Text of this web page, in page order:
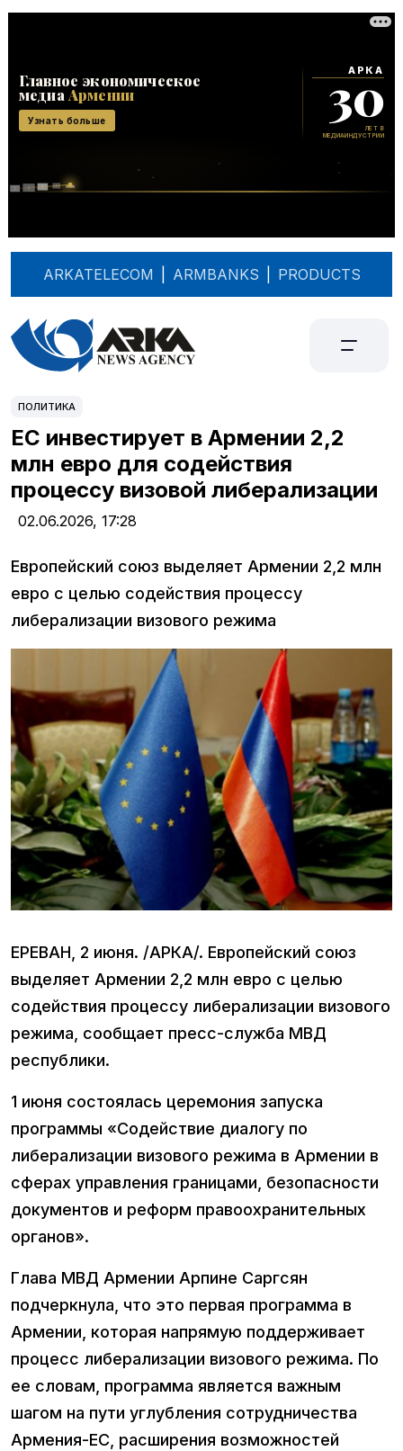
ARKATELECOM ARMBANKS PRODUCTS
ПОЛИТИКА
ЕС инвестирует в Армении 2,2
млн евро для содействия
процессу визовой либерализации
02.06.2026, 17:28
Европейский союз выделяет Армении 2,2 млн
евро с целью содействия процессу
либерализации визового режима
ЕРЕВАН, 2 июня. /АРКА/. Европейский союз
выделяет Армении 2,2 млн евро с целью
содействия процессу либерализации визового
режима, сообщает пресс-служба МВД
республики.
1 июня состоялась церемония запуска
программы «Содействие диалогу по
либерализации визового режима в Армении в
сферах управления границами, безопасности
документов и реформ правоохранительных
органов».
Глава МВД Армении Арпине Саргсян
подчеркнула, что это первая программа в
Армении, которая напрямую поддерживает
процесс либерализации визового режима. По
ее словам, программа является важным
шагом на пути углубления сотрудничества
Армения-ЕС, расширения возможностей